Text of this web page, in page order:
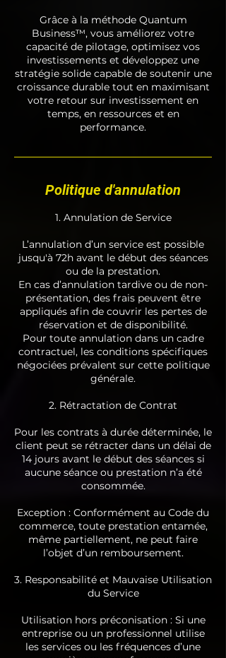
Grâce à la méthode Quantum
Business™, vous améliorez votre
capacité de pilotage, optimisez vos
investissements et développez une
stratégie solide capable de soutenir une
croissance durable tout en maximisant
votre retour sur investissement en
temps, en ressources et en
performance.
Politique d'annulation
1. Annulation de Service
L’annulation d’un service est possible
jusqu'à 72h avant le début des séances
ou de la prestation.
En cas d’annulation tardive ou de non-
présentation, des frais peuvent être
appliqués afin de couvrir les pertes de
réservation et de disponibilité.
Pour toute annulation dans un cadre
contractuel, les conditions spécifiques
négociées prévalent sur cette politique
générale.
2. Rétractation de Contrat
Pour les contrats à durée déterminée, le
client peut se rétracter dans un délai de
14 jours avant le début des séances si
aucune séance ou prestation n’a été
consommée.
Exception : Conformément au Code du
commerce, toute prestation entamée,
même partiellement, ne peut faire
l’objet d’un remboursement.
3. Responsabilité et Mauvaise Utilisation
du Service
Utilisation hors préconisation : Si une
entreprise ou un professionnel utilise
les services ou les fréquences d’une